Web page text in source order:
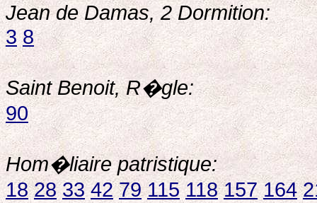
Jean de Damas, 2 Dormition:
3 8
Saint Benoit, R�gle:
90
Hom�liaire patristique:
18 28 33 42 79 115 118 157 164